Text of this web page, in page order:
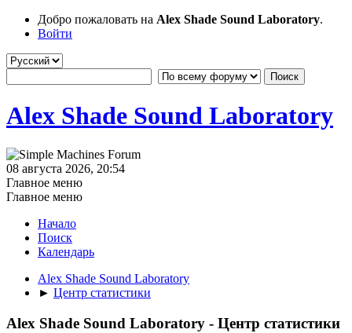
Добро пожаловать на Alex Shade Sound Laboratory.
Войти
Alex Shade Sound Laboratory
08 августа 2026, 20:54
Главное меню
Главное меню
Начало
Поиск
Календарь
Alex Shade Sound Laboratory
► Центр статистики
Alex Shade Sound Laboratory - Центр статистики